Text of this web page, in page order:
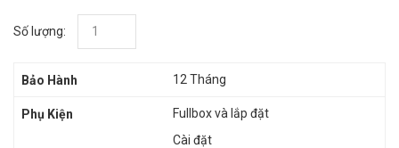
Số lượng:
Bảo Hành 12 Tháng
Phụ Kiện
Fullbox và lắp đặt
Cài đặt